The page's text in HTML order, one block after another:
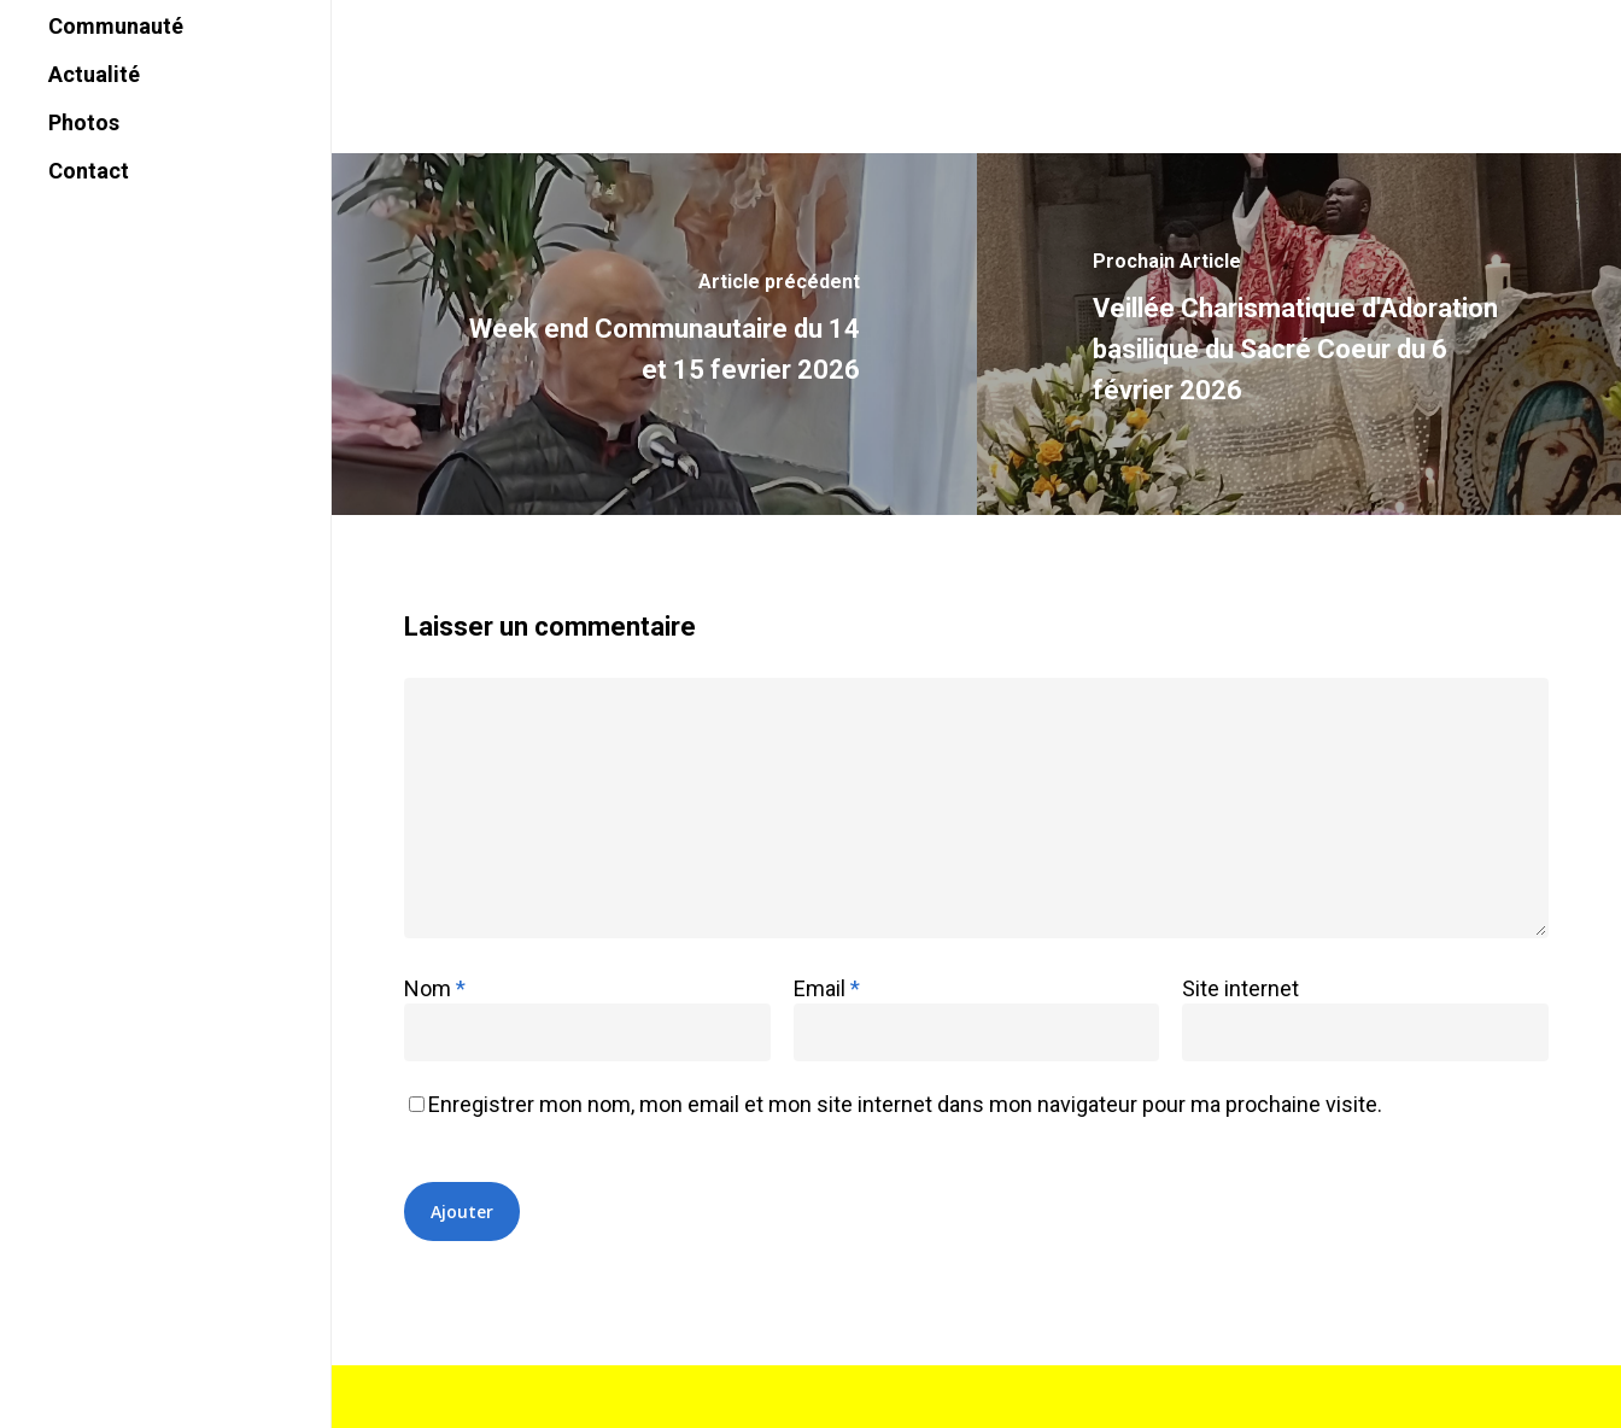
Communauté
Historique
Charte
Nom
Actualité
Photos
Contact
Article précédent
Week end Communautaire du 14
et 15 fevrier 2026
Prochain Article
Veillée Charismatique d'Adoration
basilique du Sacré Coeur du 6
février 2026
Laisser un commentaire
Nom * Email * Site internet
Enregistrer mon nom, mon email et mon site internet dans mon navigateur pour ma prochaine visite.